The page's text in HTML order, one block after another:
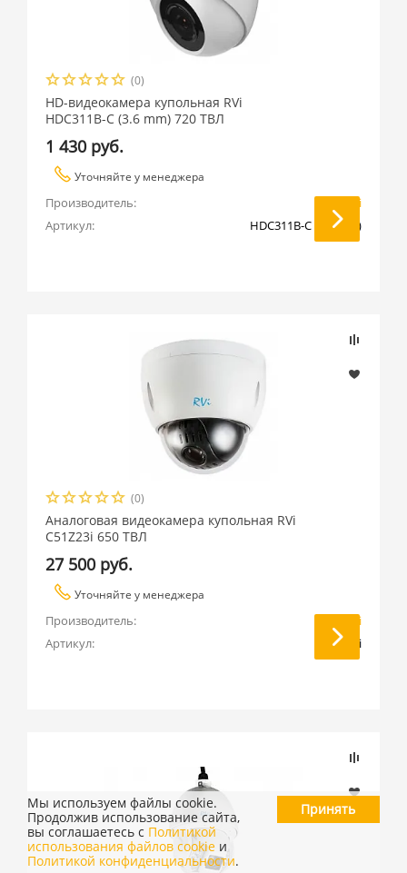
(0)
HD-видеокамера купольная RVi
HDC311B-C (3.6 mm) 720 ТВЛ
1 430 руб.
Уточняйте у менеджера
Производитель:
RVi
Артикул:
HDC311B-C (3.6 mm)
(0)
Аналоговая видеокамера купольная RVi
C51Z23i 650 ТВЛ
27 500 руб.
Уточняйте у менеджера
Производитель:
RVi
Артикул:
C51Z23i
Мы используем файлы cookie.
Продолжив использование сайта,
вы соглашаетесь с Политикой
использования файлов cookie и
Политикой конфиденциальности.
Принять